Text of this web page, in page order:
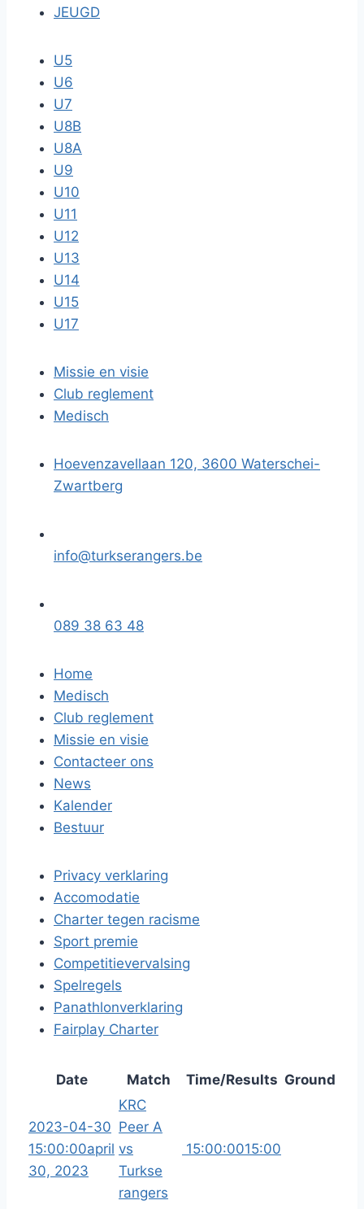
JEUGD
U5
U6
U7
U8B
U8A
U9
U10
U11
U12
U13
U14
U15
U17
Missie en visie
Club reglement
Medisch
Hoevenzavellaan 120, 3600 Waterschei-
Zwartberg
info@turkserangers.be
089 38 63 48
Home
Medisch
Club reglement
Missie en visie
Contacteer ons
News
Kalender
Bestuur
Privacy verklaring
Accomodatie
Charter tegen racisme
Sport premie
Competitievervalsing
Spelregels
Panathlonverklaring
Fairplay Charter
Date Match Time/Results Ground
2023-04-30
15:00:00april
30, 2023
KRC
Peer A
vs
Turkse
rangers
15:00:0015:00